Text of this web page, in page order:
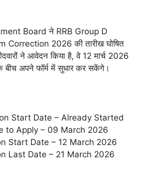
Board ने RRB Group D
Correction 2026 की तारीख घोषित
ने आवेदन किया है, वे 12 मार्च 2026
बीच अपने फॉर्म में सुधार कर सकेंगे।
Start Date – Already Started
to Apply – 09 March 2026
Start Date – 12 March 2026
Last Date – 21 March 2026